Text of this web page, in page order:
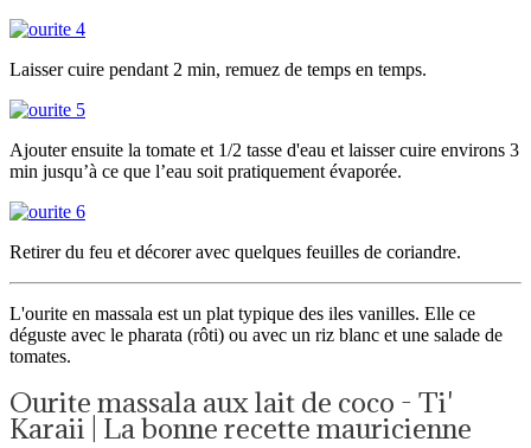
Laisser cuire pendant 2 min, remuez de temps en temps.
Ajouter ensuite la tomate et 1/2 tasse d'eau et laisser cuire environs 3
min jusqu’à ce que l’eau soit pratiquement évaporée.
Retirer du feu et décorer avec quelques feuilles de coriandre.
L'ourite en massala est un plat typique des iles vanilles. Elle ce
déguste avec le pharata (rôti) ou avec un riz blanc et une salade de
tomates.
Ourite massala aux lait de coco - Ti'
Karaii | La bonne recette mauricienne